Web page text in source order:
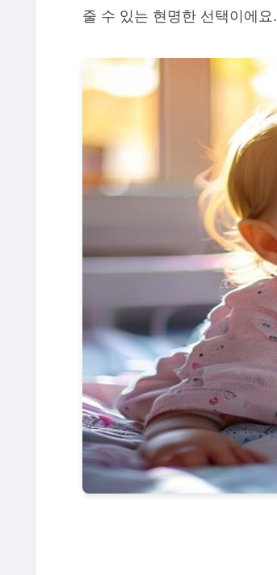
줄 수 있는 현명한 선택이에요.